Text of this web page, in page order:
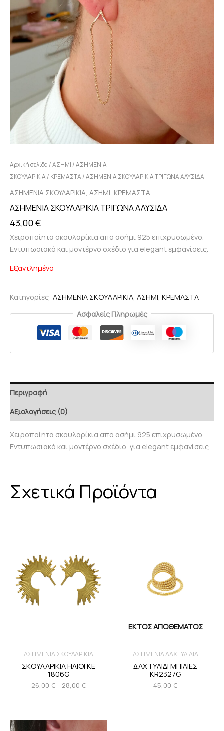
Αρχική σελίδα /ΑΣΗΜΙ /ΑΣΗΜΕΝΙΑ
ΣΚΟΥΛΑΡΙΚΙΑ / ΚΡΕΜΑΣΤΑ / ΑΣΗΜΕΝΙΑ ΣΚΟΥΛΑΡΙΚΙΑ ΤΡΙΓΩΝΑ ΑΛΥΣΙΔΑ
ΑΣΗΜΕΝΙΑ ΣΚΟΥΛΑΡΙΚΙΑ, ΑΣΗΜΙ, ΚΡΕΜΑΣΤΑ
ΑΣΗΜΕΝΙΑ ΣΚΟΥΛΑΡΙΚΙΑ ΤΡΙΓΩΝΑ ΑΛΥΣΙΔΑ
43,00€
Χειροποίητα σκουλαρίκια απο ασήμι 925 επιχρυσωμένο.
Εντυπωσιακό και μοντέρνο σχέδιο για elegant εμφανίσεις.
Εξαντλημένο
Κατηγορίες: ΑΣΗΜΕΝΙΑ ΣΚΟΥΛΑΡΙΚΙΑ ΑΣΗΜΙ ΚΡΕΜΑΣΤΑ
Ασφαλείς Πληρωμές
Περιγραφή
Αξιολογήσεις (0)
Χειροποίητα σκουλαρίκια απο ασήμι 925 επιχρυσωμένο.
Εντυπωσιακό και μοντέρνο σχέδιο, για elegant εμφανίσεις.
Σχετικά Προϊόντα
ΑΣΗΜΕΝΙΑ ΣΚΟΥΛΑΡΙΚΙΑ
ΣΚΟΥΛΑΡΙΚΙΑ ΗΛΙΟΙ KE
1806G
26,00 € – 28,00 €
ΕΚΤΌΣ ΑΠΟΘΈΜΑΤΟΣ
ΑΣΗΜΕΝΙΑ ΔΑΧΤΥΛΙΔΙΑ
ΔΑΧΤΥΛΙΔΙ ΜΠΙΛΙΕΣ
KR2327G
45,00 €